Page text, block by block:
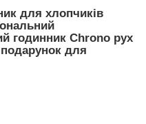
для хлопчиків
годинник Chrono рух
для